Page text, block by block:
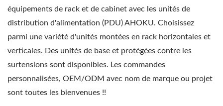
équipements de rack et de cabinet avec les unités de
distribution d'alimentation (PDU) AHOKU. Choisissez
parmi une variété d'unités montées en rack horizontales et
verticales. Des unités de base et protégées contre les
surtensions sont disponibles. Les commandes
personnalisées, OEM/ODM avec nom de marque ou projet
sont toutes les bienvenues !!